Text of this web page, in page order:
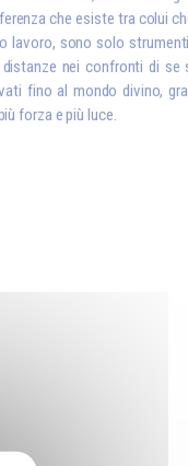
che esiste tra colui
sono solo
nei confronti di
fino al mondo divino,
forza e più luce.